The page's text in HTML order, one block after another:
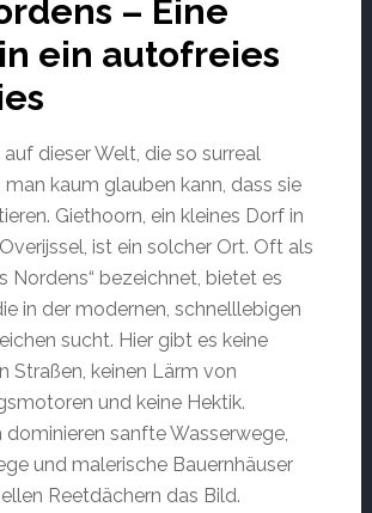
– Eine
ein autofreies
dieser Welt, die so surreal
man kaum glauben kann, dass sie
Giethoorn, ein kleines Dorf in
ist ein solcher Ort. Oft als
Nordens“ bezeichnet, bietet es
in der modernen, schnelllebigen
sucht. Hier gibt es keine
Straßen, keinen Lärm von
und keine Hektik.
sanfte Wasserwege,
und malerische Bauernhäuser
Reetdächern das Bild.